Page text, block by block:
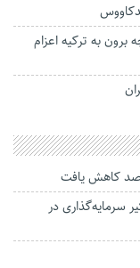
برون به ترکیه اعزام
پیگیر سرمایه‌گذاری در